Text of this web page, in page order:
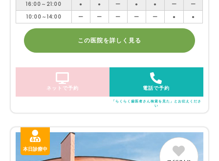
16:00～21:00
● ● ー ● ● ー
ー
10:00～14:00
ー ー ー ー ー ● ●
この医院を詳しく見る
ネットで予約 電話で予約
「らくらく歯医者さん検索を見た」とお伝えくださ
い
本日診療中